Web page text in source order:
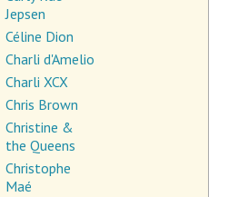
Jepsen
Céline Dion
Charli d'Amelio
Charli XCX
Chris Brown
Christine &
the Queens
Christophe
Maé